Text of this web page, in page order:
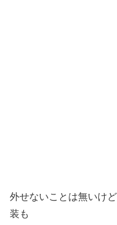
外せないことは無いけ
装も